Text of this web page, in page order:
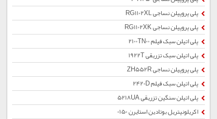
پلی پروپیلن نساجی RG1102XL
پلی پروپیلن نساجی RG1102XK
پلی اتیلن سبک فیلم 2100TN00
پلی اتیلن سبک تزریقی 1922T
پلی پروپیلن نساجی ZH552R
پلی اتیلن سبک فیلم 2420D
پلی اتیلن سنگین تزریقی 5218UA
اکریلونیتریل بوتادین استایرن 0150